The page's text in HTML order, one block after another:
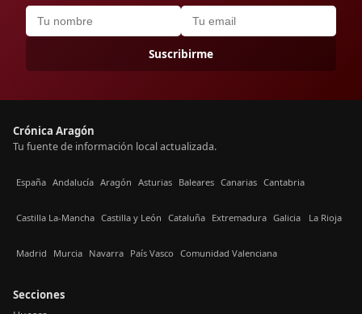
Suscribirme
Crónica Aragón
Tu fuente de información local actualizada.
España Andalucía Aragón Asturias Baleares Canarias Cantabria
Castilla La-Mancha Castilla y León Cataluña Extremadura Galicia La Rioja
Madrid Murcia Navarra País Vasco Comunidad Valenciana
Secciones